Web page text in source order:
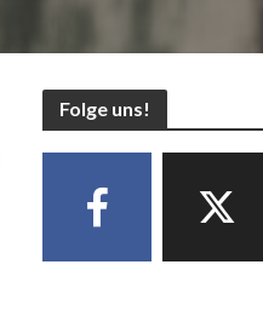
Folge uns!